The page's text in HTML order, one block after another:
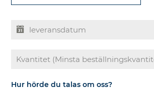
Hur hörde du talas om oss?